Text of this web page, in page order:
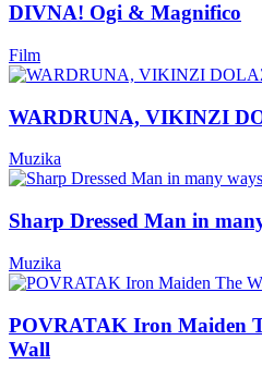
DIVNA! Ogi & Magnifico
Film
WARDRUNA, VIKINZI
Muzika
Sharp Dressed Man in
Muzika
POVRATAK Iron Maiden
Wall